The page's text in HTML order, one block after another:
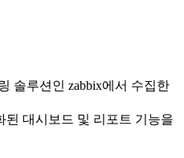
솔루션인 zabbix에서 수집한
된 대시보드 및 리포트 기능을